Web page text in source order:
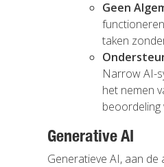
Geen
taken
Narrow AI-
het nemen
beoordeling
Generative AI
Generatieve AI, aan